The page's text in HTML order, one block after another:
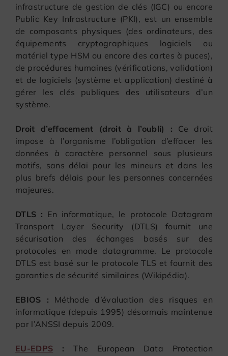
infrastructure de gestion de clés (IGC) ou encore
Public Key Infrastructure (PKI), est un ensemble
de composants physiques (des ordinateurs, des
équipements cryptographiques logiciels ou
matériel type HSM ou encore des cartes à puces),
de procédures humaines (vérifications, validation)
et de logiciels (système et application) destiné à
gérer les clés publiques des utilisateurs d’un
système.
Droit d’effacement (droit à l’oubli) : Ce droit
impose à l’organisme l’obligation d’effacer les
données à caractère personnel sous plusieurs
motifs, sans délai pour les mineurs et dans les
plus brefs délais pour les personnes concernées
majeures.
DTLS : En informatique, le protocole Datagram
Transport Layer Security (DTLS) fournit une
sécurisation des échanges basés sur des
protocoles en mode datagramme. Le protocole
DTLS est basé sur le protocole TLS et fournit des
garanties de sécurité similaires (Wikipédia).
EBIOS : Méthode d’évaluation des risques en
informatique (depuis 1995) désormais maintenue
par l’ANSSI depuis 2009.
EU-EDPS : The European Data Protection